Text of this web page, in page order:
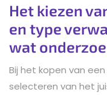
Het kiezen
en type
wat
Bij het kopen van
selecteren van het